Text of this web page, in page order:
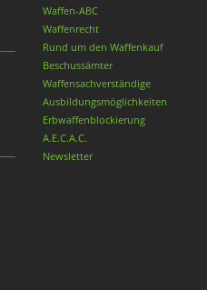
Waffen-ABC
Waffenrecht
Rund um den Waffenkauf
Beschussämter
Waffensachverständige
Ausbildungsmöglichkeiten
Erbwaffenblockierung
A.E.C.A.C.
Newsletter